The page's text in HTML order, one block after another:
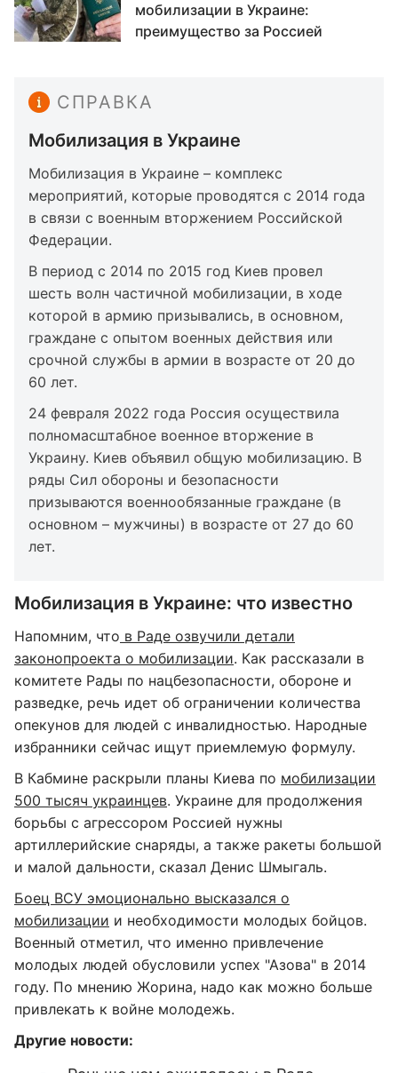
мобилизации в Украине:
преимущество за Россией
СПРАВКА
Мобилизация в Украине
Мобилизация в Украине – комплекс
мероприятий, которые проводятся с 2014 года
в связи с военным вторжением Российской
Федерации.
В период с 2014 по 2015 год Киев провел
шесть волн частичной мобилизации, в ходе
которой в армию призывались, в основном,
граждане с опытом военных действия или
срочной службы в армии в возрасте от 20 до
60 лет.
24 февраля 2022 года Россия осуществила
полномасштабное военное вторжение в
Украину. Киев объявил общую мобилизацию. В
ряды Сил обороны и безопасности
призываются военнообязанные граждане (в
основном – мужчины) в возрасте от 27 до 60
лет.
Мобилизация в Украине: что известно
Напомним, что в Раде озвучили детали
законопроекта о мобилизации. Как рассказали в
комитете Рады по нацбезопасности, обороне и
разведке, речь идет об ограничении количества
опекунов для людей с инвалидностью. Народные
избранники сейчас ищут приемлемую формулу.
В Кабмине раскрыли планы Киева по мобилизации
500 тысяч украинцев. Украине для продолжения
борьбы с агрессором Россией нужны
артиллерийские снаряды, а также ракеты большой
и малой дальности, сказал Денис Шмыгаль.
Боец ВСУ эмоционально высказался о
мобилизации и необходимости молодых бойцов.
Военный отметил, что именно привлечение
молодых людей обусловили успех "Азова" в 2014
году. По мнению Жорина, надо как можно больше
привлекать к войне молодежь.
Другие новости: